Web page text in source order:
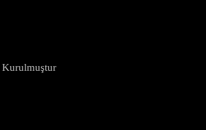
Kurulmuştur